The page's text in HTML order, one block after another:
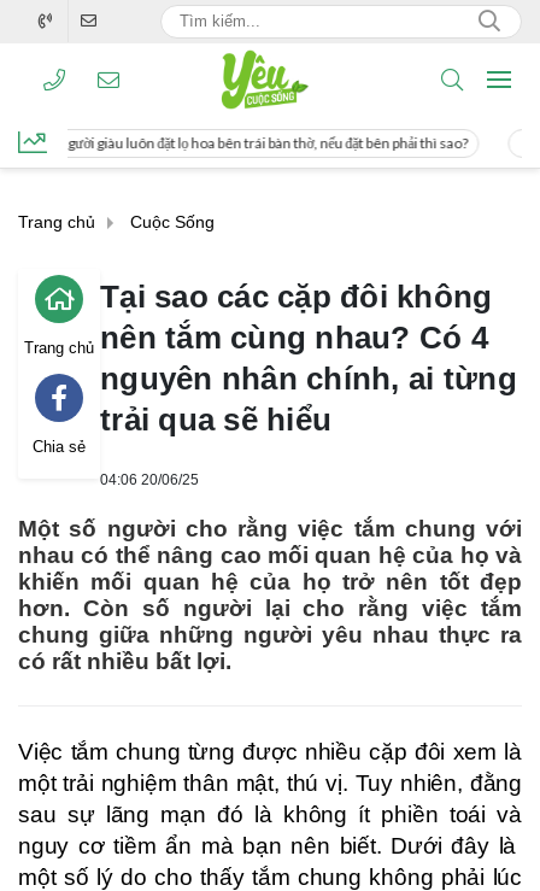
lọ hoa bên trái bàn thờ, nếu đặt bên phải thì sao? Cách uống nước mía
Trang chủ Cuộc Sống
Trang chủ
Chia sẻ
Tại sao các cặp đôi không
nên tắm cùng nhau? Có 4
nguyên nhân chính, ai từng
trải qua sẽ hiểu
04:06 20/06/25
Một số người cho rằng việc tắm chung với
nhau có thể nâng cao mối quan hệ của họ và
khiến mối quan hệ của họ trở nên tốt đẹp
hơn. Còn số người lại cho rằng việc tắm
chung giữa những người yêu nhau thực ra
có rất nhiều bất lợi.
Việc tắm chung từng được nhiều cặp đôi xem là
một trải nghiệm thân mật, thú vị. Tuy nhiên, đằng
sau sự lãng mạn đó là không ít phiền toái và
nguy cơ tiềm ẩn mà bạn nên biết. Dưới đây là
một số lý do cho thấy tắm chung không phải lúc